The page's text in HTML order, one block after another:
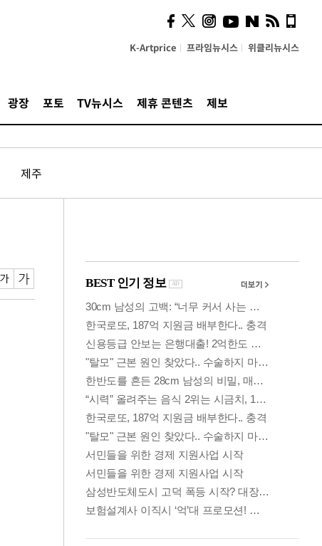
K-Artprice 프라임뉴시스 위클리뉴시스
광장 포토 TV뉴시스 제휴 콘텐츠 제보
제주
사이 해답 찾았죠"…알을
깨고 나온 '초자아'